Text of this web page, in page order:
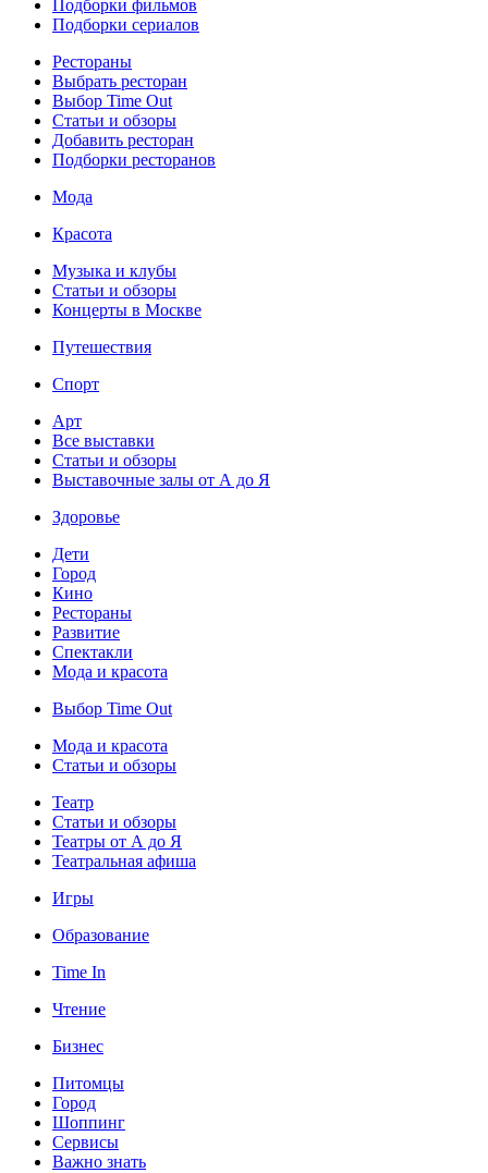
Подборки фильмов
Подборки сериалов
Рестораны
Выбрать ресторан
Выбор Time Out
Статьи и обзоры
Добавить ресторан
Подборки ресторанов
Мода
Красота
Музыка и клубы
Статьи и обзоры
Концерты в Москве
Путешествия
Спорт
Арт
Все выставки
Статьи и обзоры
Выставочные залы от А до Я
Здоровье
Дети
Город
Кино
Рестораны
Развитие
Спектакли
Мода и красота
Выбор Time Out
Мода и красота
Статьи и обзоры
Театр
Статьи и обзоры
Театры от А до Я
Театральная афиша
Игры
Образование
Time In
Чтение
Бизнес
Питомцы
Город
Шоппинг
Сервисы
Важно знать